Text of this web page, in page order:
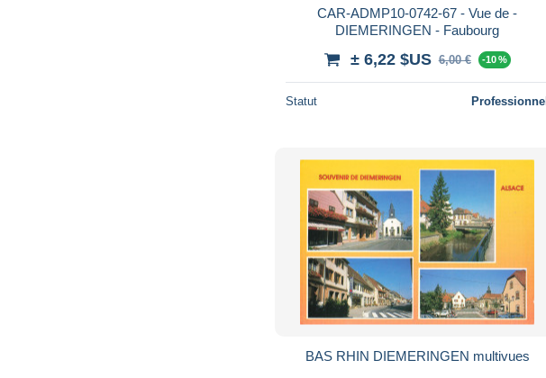
CAR-ADMP10-0742-67 - Vue de -
DIEMERINGEN - Faubourg
± 6,22 $US 6,00 € -10 %
Statut Professionnel
BAS RHIN DIEMERINGEN multivues